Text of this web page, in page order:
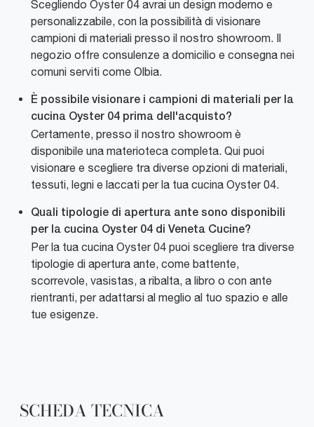
Scegliendo Oyster 04 avrai un design moderno e
personalizzabile, con la possibilità di visionare
campioni di materiali presso il nostro showroom. Il
negozio offre consulenze a domicilio e consegna nei
comuni serviti come Olbia.
È possibile visionare i campioni di materiali per la
cucina Oyster 04 prima dell'acquisto?
Certamente, presso il nostro showroom è
disponibile una materioteca completa. Qui puoi
visionare e scegliere tra diverse opzioni di materiali,
tessuti, legni e laccati per la tua cucina Oyster 04.
Quali tipologie di apertura ante sono disponibili
per la cucina Oyster 04 di Veneta Cucine?
Per la tua cucina Oyster 04 puoi scegliere tra diverse
tipologie di apertura ante, come battente,
scorrevole, vasistas, a ribalta, a libro o con ante
rientranti, per adattarsi al meglio al tuo spazio e alle
tue esigenze.
SCHEDA TECNICA